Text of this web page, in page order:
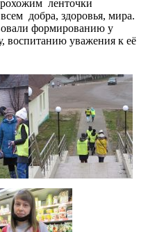
ленточки
добра, здоровья, мира.
формированию у
воспитанию уважения к её